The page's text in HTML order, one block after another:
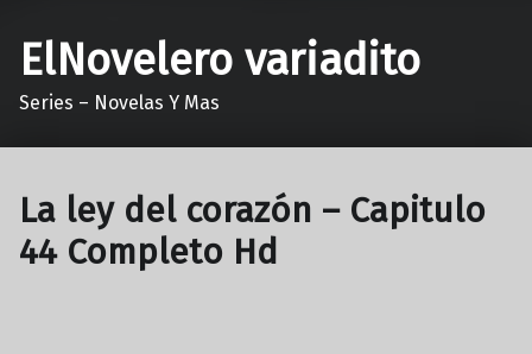
ElNovelero variadito
Series – Novelas Y Mas
La ley del corazón – Capitulo
44 Completo Hd